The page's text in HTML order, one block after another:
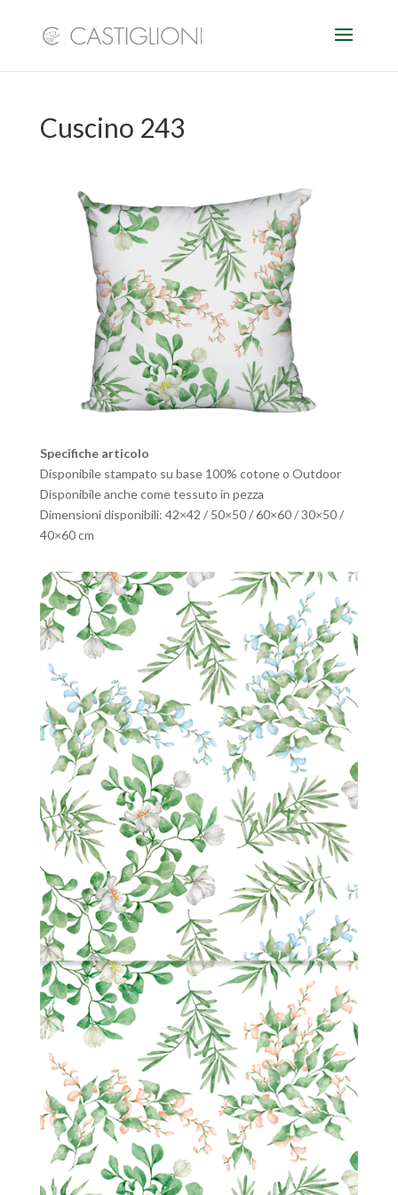
Cuscino 243
Specifiche articolo
Disponibile stampato su base 100% cotone o Outdoor
Disponibile anche come tessuto in pezza
Dimensioni disponibili: 42×42 / 50×50 / 60×60 / 30×50 /
40×60 cm